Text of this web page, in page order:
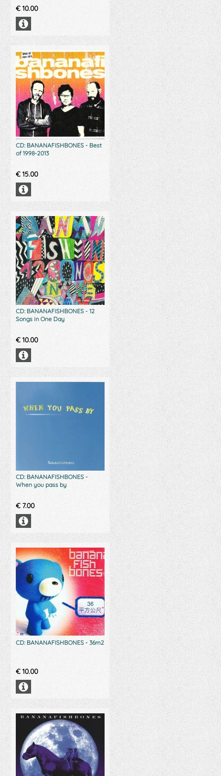
€10.00
CD: BANANAFISHBONES - Best
of 1998-2013
€15.00
CD: BANANAFISHBONES - 12
Songs in One Day
€10.00
CD: BANANAFISHBONES -
When you pass by
€7.00
CD: BANANAFISHBONES - 36m2
€10.00